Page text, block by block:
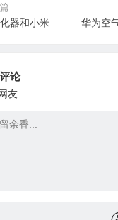
华为c400空气净化器和小米空气净化器：哪款更胜一筹？
论
友